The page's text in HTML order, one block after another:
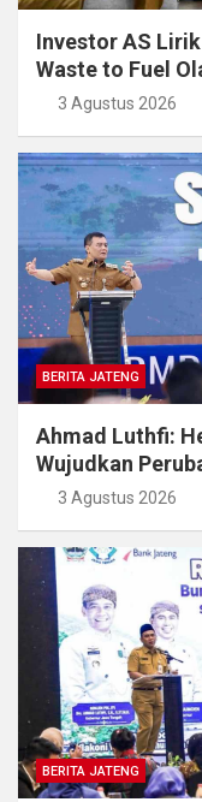
Investor AS
Waste to Fuel
3 Agustus 2026
BERITA JATENG
Ahmad Luthfi:
Wujudkan
3 Agustus 2026
BERITA JATENG